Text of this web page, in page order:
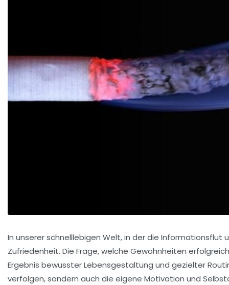
In unserer schnelllebigen Welt, in der die
Zufriedenheit. Die Frage, welche Gewohnheiten
Ergebnis bewusster Lebensgestaltung und gezielter
verfolgen, sondern auch die eigene Motivation und